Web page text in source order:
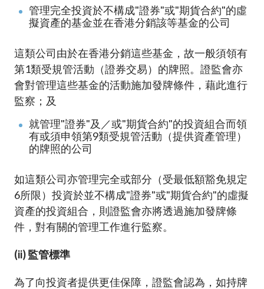
管理完全投資於不構成"證券"或"期貨合約"的虛
擬資產的基金並在香港分銷該等基金的公司
這類公司由於在香港分銷這些基金，故一般須領有
第1類受規管活動（證券交易）的牌照。證監會亦
會對管理這些基金的活動施加發牌條件，藉此進行
監察；及
就管理"證券"及／或"期貨合約"的投資組合而領
有或須申領第9類受規管活動（提供資產管理）
的牌照的公司
如這類公司亦管理完全或部分（受最低額豁免規定
6所限）投資於並不構成"證券"或"期貨合約"的虛擬
資產的投資組合，則證監會亦將透過施加發牌條
件，對有關的管理工作進行監察。
(ii) 監管標準
為了向投資者提供更佳保障，證監會認為，如持牌